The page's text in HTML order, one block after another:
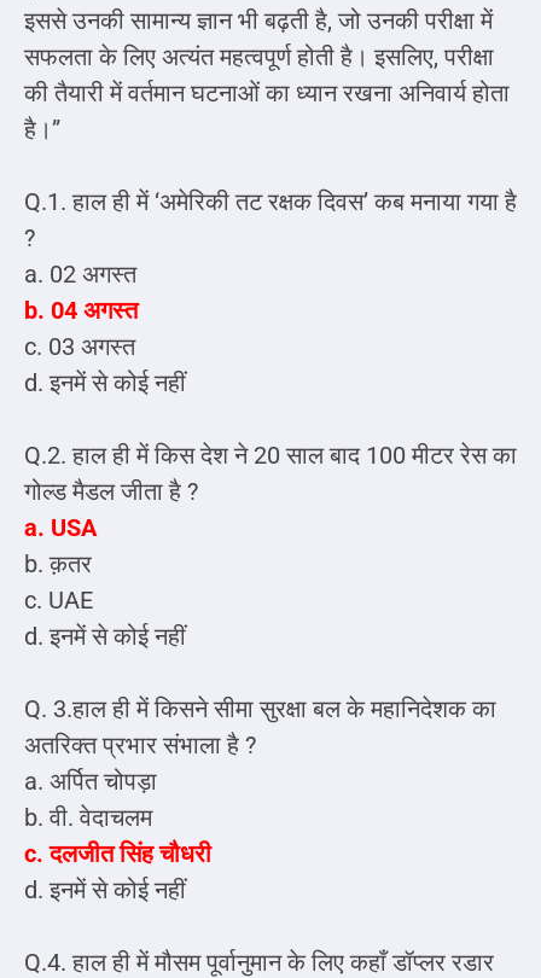
इससे उनकी सामान्य ज्ञान भी बढ़ती है, जो उनकी परीक्षा में
सफलता के लिए अत्यंत महत्वपूर्ण होती है। इसलिए, परीक्षा
की तैयारी में वर्तमान घटनाओं का ध्यान रखना अनिवार्य होता
है।”
Q.1. हाल ही में ‘अमेरिकी तट रक्षक दिवस’ कब मनाया गया है
?
a. 02 अगस्त
b. 04 अगस्त
c. 03 अगस्त
d. इनमें से कोई नहीं
Q.2. हाल ही में किस देश ने 20 साल बाद 100 मीटर रेस का
गोल्ड मैडल जीता है ?
a. USA
b. क़तर
c. UAE
d. इनमें से कोई नहीं
Q. 3.हाल ही में किसने सीमा सुरक्षा बल के महानिदेशक का
अतरिक्त प्रभार संभाला है ?
a. अर्पित चोपड़ा
b. वी. वेदाचलम
c. दलजीत सिंह चौधरी
d. इनमें से कोई नहीं
Q.4. हाल ही में मौसम पूर्वानुमान के लिए कहाँ डॉप्लर रडार